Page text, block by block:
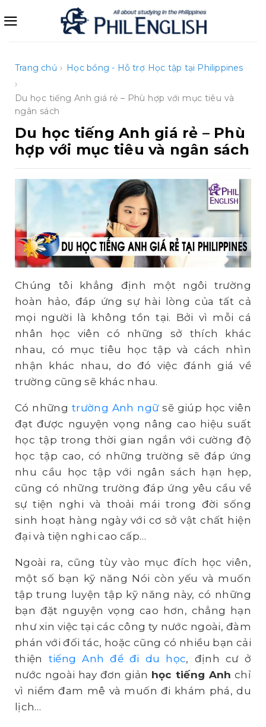
qua
Trang chủ › Học bổng - Hỗ trợ Học tập tại Philippines
›
Du học tiếng Anh giá rẻ – Phù hợp với mục tiêu và
ngân sách
Du học tiếng Anh giá rẻ – Phù
hợp với mục tiêu và ngân sách
Chúng tôi khẳng định một ngôi trường
hoàn hảo, đáp ứng sự hài lòng của tất cả
mọi người là không tồn tại. Bởi vì mỗi cá
nhân học viên có những sở thích khác
nhau, có mục tiêu học tập và cách nhìn
nhận khác nhau, do đó việc đánh giá về
trường cũng sẽ khác nhau.
Có những trường Anh ngữsẽ giúp học viên
đạt được nguyện vọng nâng cao hiệu suất
học tập trong thời gian ngắn với cường độ
học tập cao, có những trường sẽ đáp ứng
nhu cầu học tập với ngân sách hạn hẹp,
cũng có những trường đáp ứng yêu cầu về
sự tiện nghi và thoải mái trong đời sống
sinh hoạt hàng ngày với cơ sở vật chất hiện
đại và tiện nghi cao cấp…
Ngoài ra, cũng tùy vào mục đích học viên,
một số bạn kỹ năng Nói còn yếu và muốn
tập trung luyện tập kỹ năng này, có những
bạn đặt nguyện vọng cao hơn, chẳng hạn
như xin việc tại các công ty nước ngoài, đàm
phán với đối tác, hoặc cũng có nhiều bạn cải
thiện tiếng Anh để đi du học, định cư ở
nước ngoài hay đơn giản học tiếng Anh chỉ
vì niềm đam mê và muốn đi khám phá, du
lịch…